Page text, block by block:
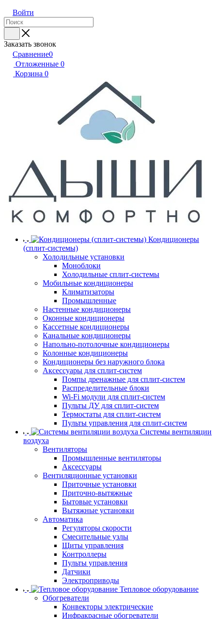
Войти
Заказать звонок
Сравнение0
Отложенные 0
Корзина 0
Кондиционеры
(сплит-системы)
Холодильные установки
Моноблоки
Холодильные сплит-системы
Мобильные кондиционеры
Климатизаторы
Промышленные
Настенные кондиционеры
Оконные кондиционеры
Кассетные кондиционеры
Канальные кондиционеры
Напольно-потолочные кондиционеры
Колонные кондиционеры
Кондиционеры без наружного блока
Аксессуары для сплит-систем
Помпы дренажные для сплит-систем
Распределительные блоки
Wi-Fi модули для сплит-систем
Пульты ДУ для сплит-систем
Термостаты для сплит-систем
Пульты управления для сплит-систем
Системы вентиляции
воздуха
Вентиляторы
Промышленные вентиляторы
Аксессуары
Вентиляционные установки
Приточные установки
Приточно-вытяжные
Бытовые установки
Вытяжные установки
Автоматика
Регуляторы скорости
Смесительные узлы
Щиты управления
Контроллеры
Пульты управления
Датчики
Электроприводы
Тепловое оборудование
Обогреватели
Конвекторы электрические
Инфракрасные обогреватели